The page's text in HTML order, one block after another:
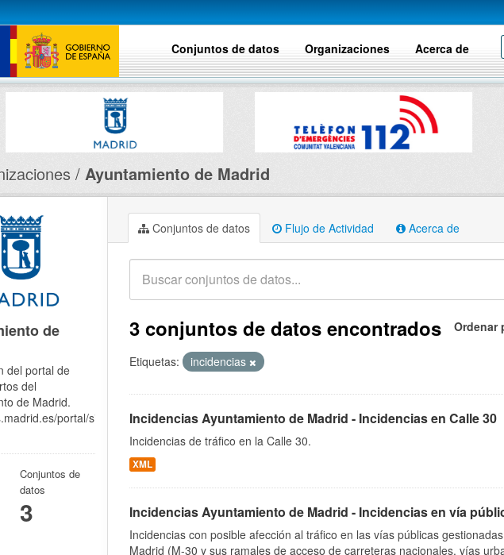
Conjuntos de datos Organizaciones Acerca de
Ayuntamiento de Madrid
Conjuntos de datos Flujo de Actividad Acerca de
Ordenar
3 conjuntos de datos encontrados
Etiquetas: incidencias
Incidencias Ayuntamiento de Madrid - Incidencias en Calle 30
Incidencias de tráfico en la Calle 30.
XML
Incidencias Ayuntamiento de Madrid - Incidencias en vía
Incidencias con posible afección al tráfico en las vías públicas
Madrid (M-30 y sus ramales de acceso de carreteras nacionales, vías
de
del portal de
del
de Madrid.
portal/site/egob
Conjuntos de
datos
3